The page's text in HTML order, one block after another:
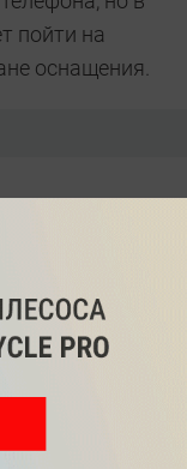
пойти на
оснащения.